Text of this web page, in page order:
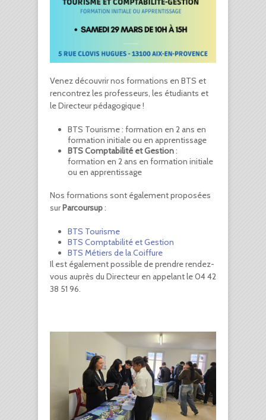
Venez découvrir nos formations en BTS et
rencontrez les professeurs, les étudiants et
le Directeur pédagogique !
BTS Tourisme: formation en 2 ans en
formation initiale ou en apprentissage
BTS Comptabilité et Gestion:
formation en 2 ans en formation initiale
ou en apprentissage
Nos formations sont également proposées
surParcoursup:
BTS Tourisme
BTS Comptabilité et Gestion
BTS Métiers de la Coiffure
Il est également possible de prendre rendez-
vous auprès du Directeur en appelant le 04 42
38 51 96.